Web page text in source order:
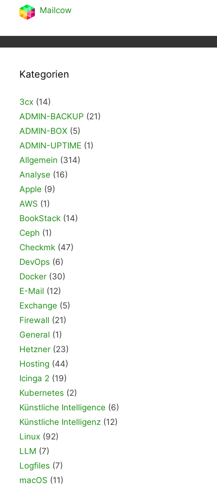
Mailcow
Kategorien
3cx (14)
ADMIN-BACKUP (21)
ADMIN-BOX (5)
ADMIN-UPTIME (1)
Allgemein (314)
Analyse (16)
Apple (9)
AWS (1)
BookStack (14)
Ceph (1)
Checkmk (47)
DevOps (6)
Docker (30)
E-Mail (12)
Exchange (5)
Firewall (21)
General (1)
Hetzner (23)
Hosting (44)
Icinga 2 (19)
Kubernetes (2)
Künstliche Intelligence (6)
Künstliche Intelligenz (12)
Linux (92)
LLM (7)
Logfiles (7)
macOS (11)